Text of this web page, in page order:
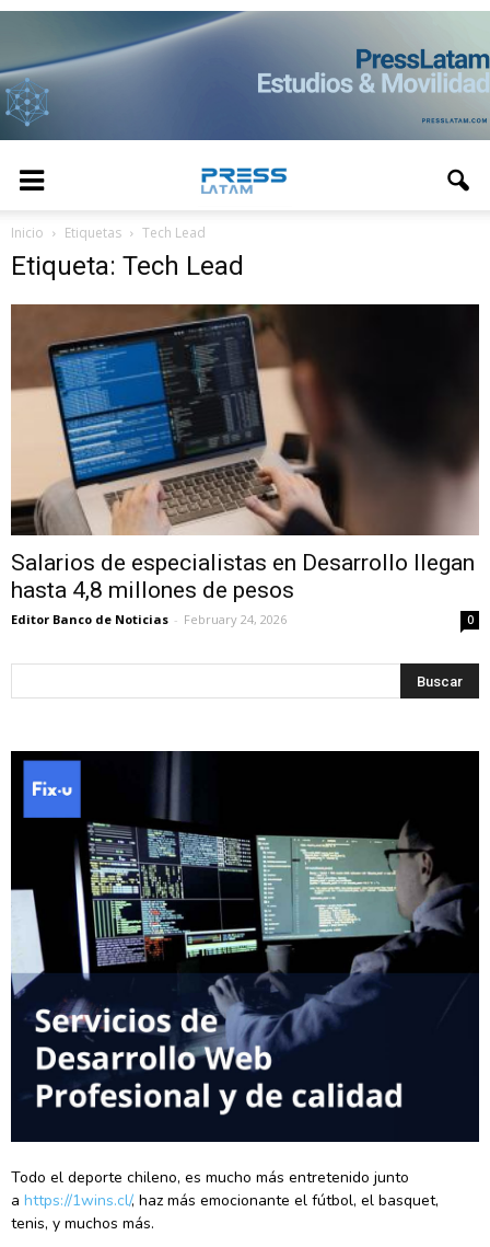
Inicio Etiquetas Tech Lead
Etiqueta: Tech Lead
Salarios de especialistas en Desarrollo llegan
hasta 4,8 millones de pesos
Editor Banco de Noticias - February 24, 2026 0
Todo el deporte chileno, es mucho más entretenido junto
a https://1wins.cl/, haz más emocionante el fútbol, el basquet,
tenis, y muchos más.